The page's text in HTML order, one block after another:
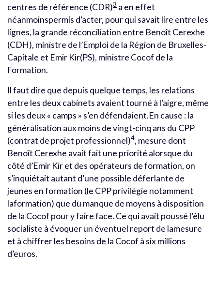
centres de référence (CDR)3 a en effet
néanmoinspermis d’acter, pour qui savait lire entre les
lignes, la grande réconciliation entre Benoît Cerexhe
(CDH), ministre de l’Emploi de la Région de Bruxelles-
Capitale et Emir Kir(PS), ministre Cocof de la
Formation.
Il faut dire que depuis quelque temps, les relations
entre les deux cabinets avaient tourné à l’aigre, même
si les deux « camps » s’en défendaient.En cause : la
généralisation aux moins de vingt-cinq ans du CPP
(contrat de projet professionnel)4, mesure dont
Benoît Cerexhe avait fait une priorité alorsque du
côté d’Emir Kir et des opérateurs de formation, on
s’inquiétait autant d’une possible déferlante de
jeunes en formation (le CPP privilégie notamment
laformation) que du manque de moyens à disposition
de la Cocof pour y faire face. Ce qui avait poussé l’élu
socialiste à évoquer un éventuel report de lamesure
et à chiffrer les besoins de la Cocof à six millions
d’euros.